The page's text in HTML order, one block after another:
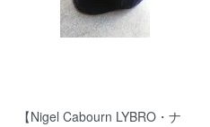
【Nigel Cabourn LYBRO・ナ